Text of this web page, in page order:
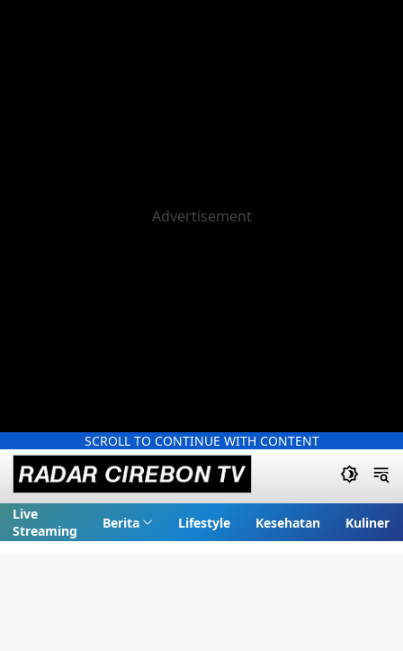
SCROLL TO CONTINUE WITH CONTENT
Live
Streaming
Berita Lifestyle Kesehatan Kuliner